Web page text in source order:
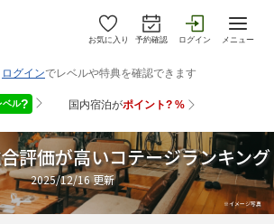
お気に入り 予約確認 ログイン メニュー
評価が高いコテージランキング
2025/12/16更新